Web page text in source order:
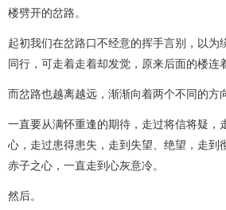
楼劈开的岔路。
起初我们在岔路口不经意的挥手言别，以为
同行，可走着走着却发觉，原来后面的楼
而岔路也越离越远，渐渐向着两个不同的方
一直要从满怀重逢的期待，走过将信将疑，
心，走过患得患失，走到失望、绝望，走到
赤子之心，一直走到心灰意冷。
然后。